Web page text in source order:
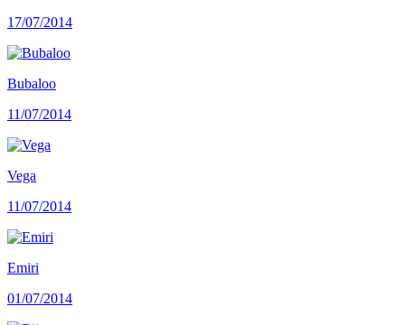
17/07/2014
Bubaloo
11/07/2014
Vega
11/07/2014
Emiri
01/07/2014